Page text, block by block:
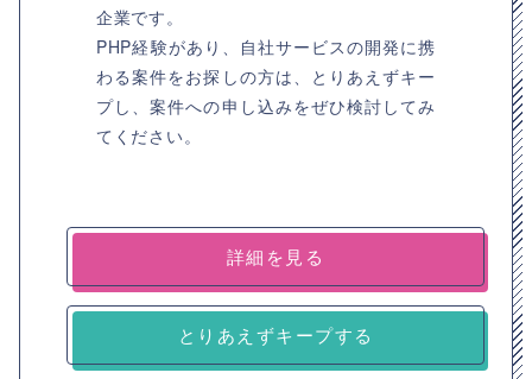
企業です。
PHP経験があり、自社サービスの開発に携
わる案件をお探しの方は、とりあえずキー
プし、案件への申し込みをぜひ検討してみ
てください。
詳細を見る
とりあえずキープする